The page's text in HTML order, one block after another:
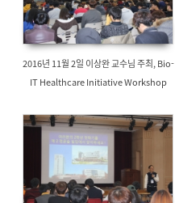
2016년 11월 2일 이상완 교수님 주최, Bio-
IT Healthcare Initiative Workshop